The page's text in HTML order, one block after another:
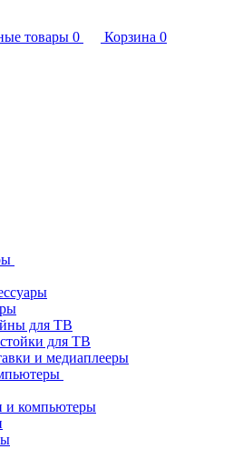
товары 0 Корзина 0
для ТВ
для ТВ
и медиаплееры
и компьютеры